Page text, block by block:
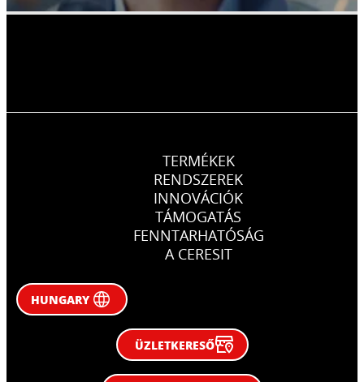
TERMÉKEK
RENDSZEREK
INNOVÁCIÓK
TÁMOGATÁS
FENNTARHATÓSÁG
A CERESIT
HUNGARY
ÜZLETKERESŐ